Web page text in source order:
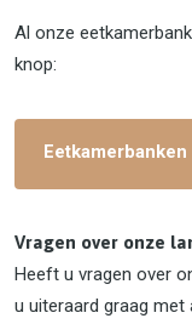
Al onze
knop:
Eetkamerbanken
Vragen over onze
Heeft u vragen over
u uiteraard graag met